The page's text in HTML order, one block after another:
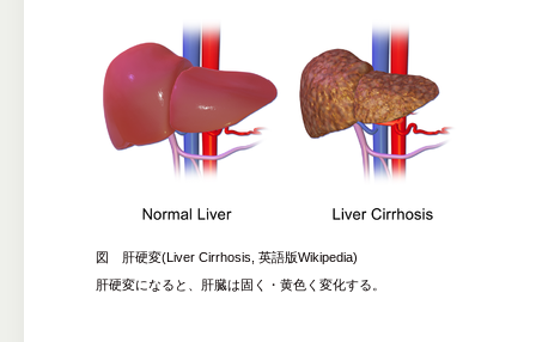
図 肝硬変(Liver Cirrhosis, 英語版Wikipedia)
肝硬変になると、肝臓は固く・黄色く変化する。